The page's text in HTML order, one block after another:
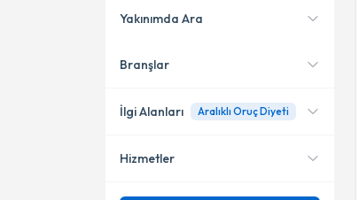
İzmit
Gebze
Yakınımda Ara
Konumuma yakın uzmanları
Branşlar
Diyetisyen
İlgi Alanları Aralıklı Oruç Diyeti
Hizmetler